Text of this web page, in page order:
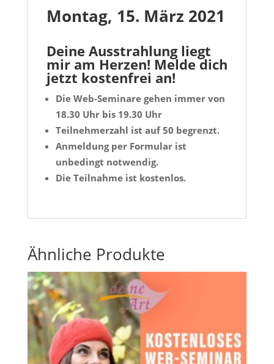
Montag, 15. März 2021
Deine Ausstrahlung liegt
mir am Herzen! Melde dich
jetzt kostenfrei an!
Die Web-Seminare gehen immer von
18.30 Uhr bis 19.30 Uhr
Teilnehmerzahl ist auf 50 begrenzt.
Anmeldung per Formular ist
unbedingt notwendig.
Die Teilnahme ist kostenlos.
Ähnliche Produkte